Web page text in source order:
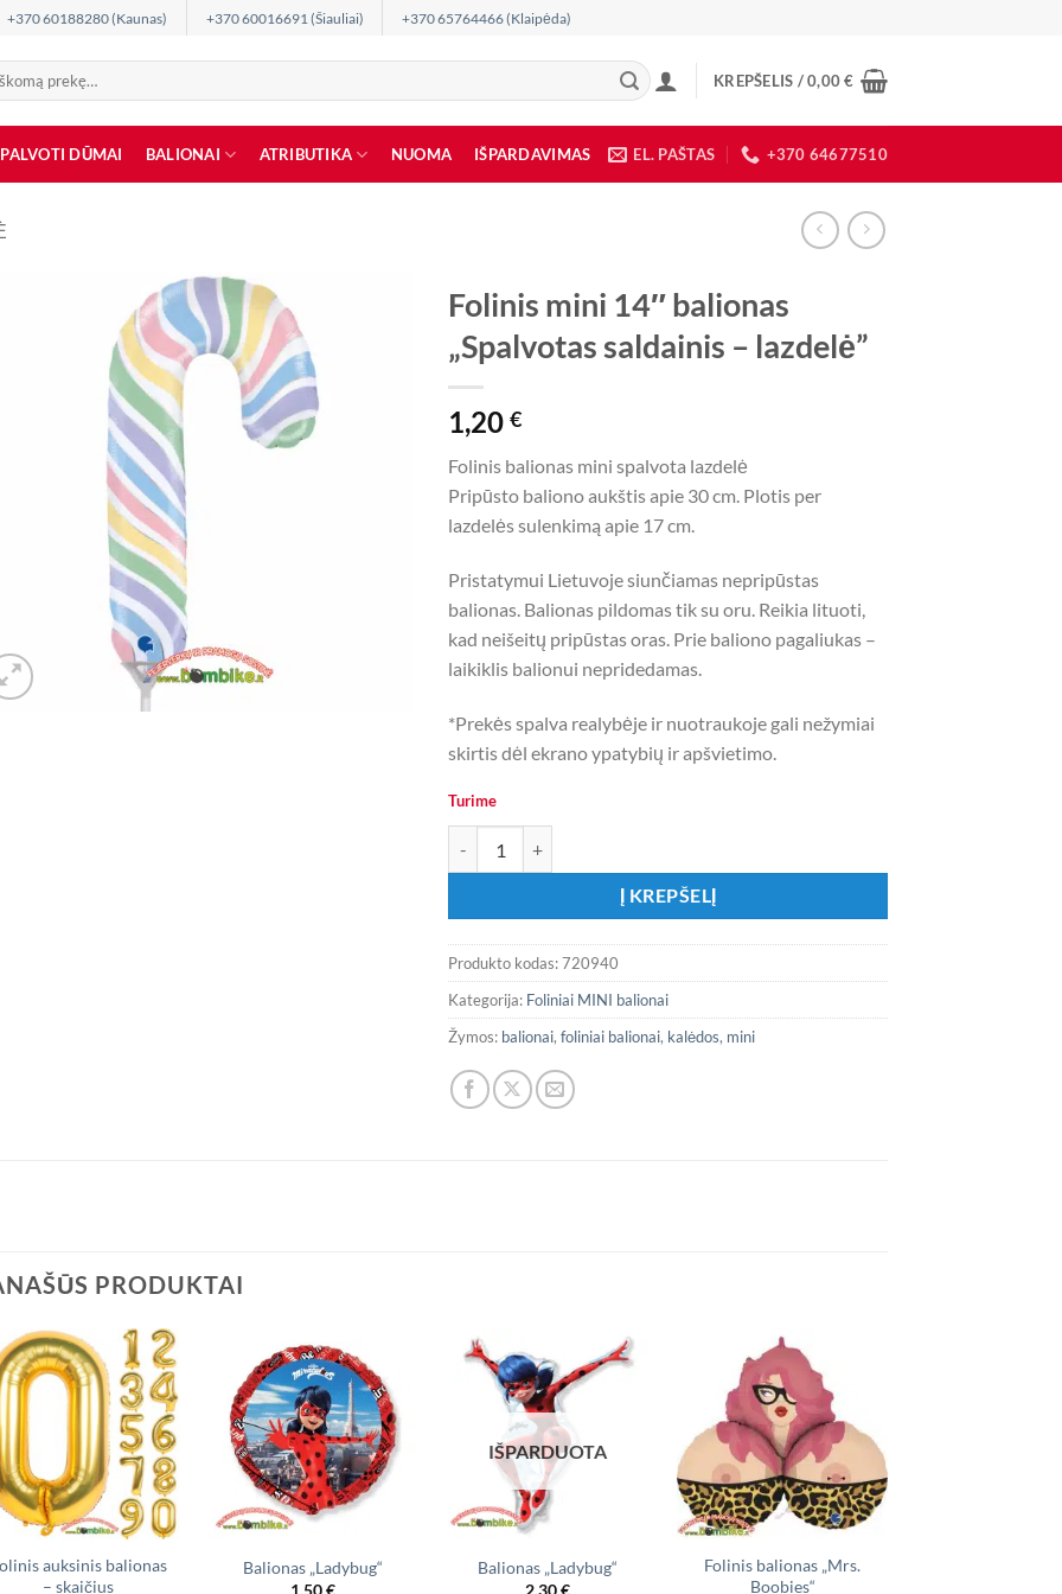
+370 60188280 (Kaunas) +370 60016691 (Šiauliai) +370 65764466 (Klaipėda)
KREPŠELIS /0,00€
DŪMAI BALIONAI ATRIBUTIKA NUOMA IŠPARDAVIMAS EL. PAŠTAS +370 64677510
Folinis mini 14″ balionas
„Spalvotas saldainis – lazdelė”
1,20€
Folinis balionas mini spalvota lazdelė
Pripūsto baliono aukštis apie 30 cm. Plotis per
lazdelės sulenkimą apie 17 cm.
Pristatymui Lietuvoje siunčiamas nepripūstas
balionas. Balionas pildomas tik su oru. Reikia lituoti,
kad neišeitų pripūstas oras. Prie baliono pagaliukas –
laikiklis balionui nepridedamas.
*Prekės spalva realybėje ir nuotraukoje gali nežymiai
skirtis dėl ekrano ypatybių ir apšvietimo.
Turime
Į KREPŠELĮ
Produkto kodas:720940
Kategorija: Foliniai MINI balionai
Žymos: balionai,foliniai balionai, kalėdos, mini
PRODUKTAI
auksinis balionas
– skaičius
Balionas „Ladybug“
IŠPARDUOTA
Balionas „Ladybug“
Folinis balionas „Mrs.
Boobies“